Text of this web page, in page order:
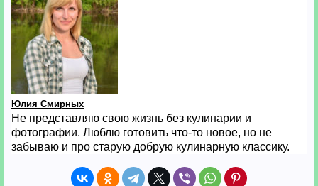
Юлия Смирных
Не представляю свою жизнь без кулинарии и
фотографии. Люблю готовить что-то новое, но не
забываю и про старую добрую кулинарную классику.